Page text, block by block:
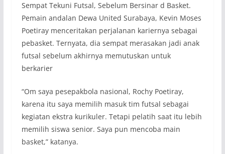
Sempat Tekuni Futsal, Sebelum Bersinar d Basket.
Pemain andalan Dewa United Surabaya, Kevin Moses
Poetiray menceritakan perjalanan kariernya sebagai
pebasket. Ternyata, dia sempat merasakan jadi anak
futsal sebelum akhirnya memutuskan untuk
berkarier
“Om saya pesepakbola nasional, Rochy Poetiray,
karena itu saya memilih masuk tim futsal sebagai
kegiatan ekstra kurikuler. Tetapi pelatih saat itu lebih
memilih siswa senior. Saya pun mencoba main
basket,” katanya.